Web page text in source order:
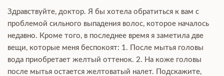
Здравствуйте, доктор. Я бы хотела обратиться к вам с
проблемой сильного выпадения волос, которое началось
недавно. Кроме того, в последнее время я заметила две
вещи, которые меня беспокоят: 1. После мытья головы
вода приобретает желтый оттенок. 2. На коже головы
после мытья остается желтоватый налет. Подскажите,